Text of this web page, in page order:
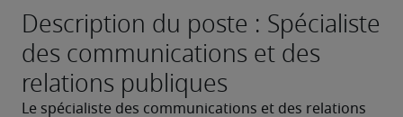
Description du poste : Spécialiste
des communications et des
relations publiques
Le spécialiste des communications et des relations